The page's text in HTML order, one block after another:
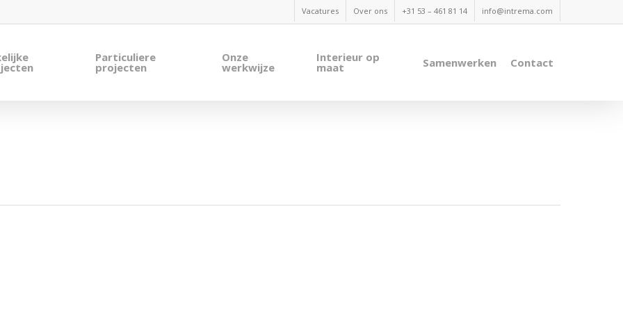
Vacatures Over ons +31 53 – 461 81 14 info@intrema.com
Particuliere
projecten
Onze
werkwijze
Interieur op
maat Samenwerken Contact